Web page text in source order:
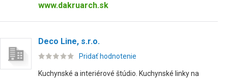
www.dakruarch.sk
Deco Line, s.r.o.
Pridať hodnotenie
Kuchynské a interiérové štúdio. Kuchynské linky na